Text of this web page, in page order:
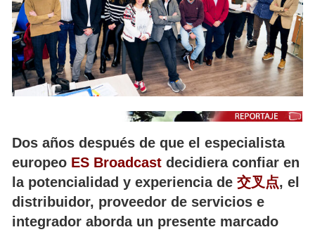
Dos años después de que el especialista
europeo ES Broadcast decidiera confiar en
la potencialidad y experiencia de 交叉点, el
distribuidor, proveedor de servicios e
integrador aborda un presente marcado